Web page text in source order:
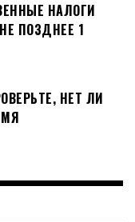
НАЛОГИ
ПОЗДНЕЕ 1
НЕТ ЛИ